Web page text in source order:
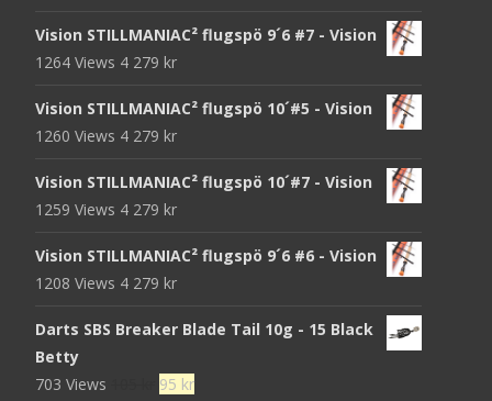
Vision STILLMANIAC² flugspö 9´6 #7 - Vision
1264 Views 4 279 kr
Vision STILLMANIAC² flugspö 10´#5 - Vision
1260 Views 4 279 kr
Vision STILLMANIAC² flugspö 10´#7 - Vision
1259 Views 4 279 kr
Vision STILLMANIAC² flugspö 9´6 #6 - Vision
1208 Views 4 279 kr
Darts SBS Breaker Blade Tail 10g - 15 Black
Betty
703 Views
Det
95 krDet